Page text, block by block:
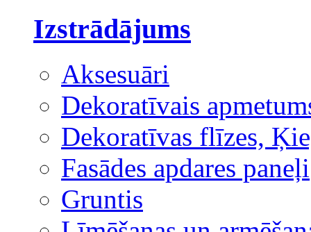
Izstrādājums
Aksesuāri
Dekoratīvais
Dekoratīvas flīzes,
Fasādes apdares paneļi
Gruntis